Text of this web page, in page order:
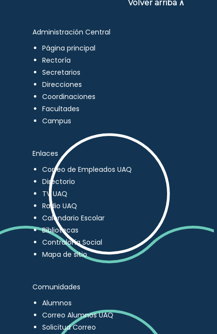
Volver arriba ∧
Administración Central
Página principal
Rectoría
Secretarios
Direcciones
Coordinaciones
Facultades
Campus
Enlaces
Correo de Empleados UAQ
Directorio
TV UAQ
Radio UAQ
Calendario Escolar
Bibliotecas
Contraloría Social
Mapa de sitio
Comunidades
Alumnos
Correo Alumnos UAQ
Solicitud Correo